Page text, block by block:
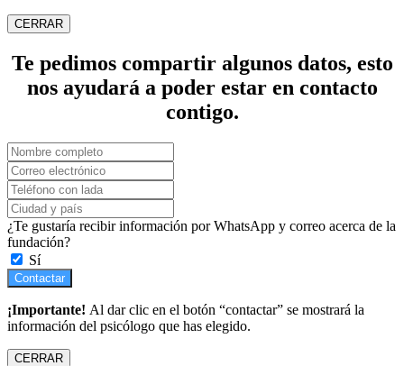
CERRAR
Te pedimos compartir algunos datos, esto
nos ayudará a poder estar en contacto
contigo.
¿Te gustaría recibir información por WhatsApp y correo acerca de la
fundación?
Sí
Contactar
¡Importante! Al dar clic en el botón “contactar” se mostrará la
información del psicólogo que has elegido.
CERRAR